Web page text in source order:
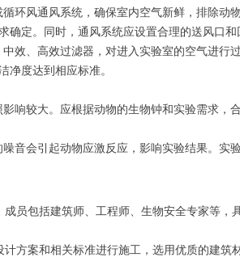
环风通风系统，确保室内空气新鲜，排除
确定。同时，通风系统应设置合理的送风口
效、高效过滤器，对进入实验室的空气进
净度达到相应标准。
影响较大。应根据动物的生物钟和实验需求
噪音会引起动物应激反应，影响实验结果。
成员包括建筑师、工程师、生物安全专家等
计方案和相关标准进行施工，选用优质的建